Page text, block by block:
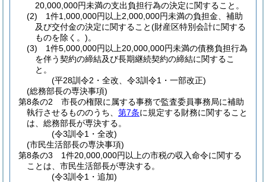
20,000,000円未満の支出負担行為の決定に関すること。
(2)
1件1,000,000円以上2,000,000円未満の負担金、補助
及び交付金の決定に関すること(財産区特別会計に関する
ものを除く。)。
(3)
1件5,000,000円以上20,000,000円未満の債務負担行為
を伴う契約の締結及び長期継続契約の締結に関するこ
と。
(平28訓令2・全改、令3訓令1・一部改正)
(総務部長の専決事項)
第8条の2
市長の権限に属する事務で監査委員事務局に補助
執行させるもののうち、 第7条に規定する財務に関すること
は、総務部長が専決する。
(令3訓令1・全改)
(市民生活部長の専決事項)
第8条の3
1件20,000,000円以上の市税の収入命令に関する
ことは、市民生活部長が専決する。
(令3訓令1・追加)